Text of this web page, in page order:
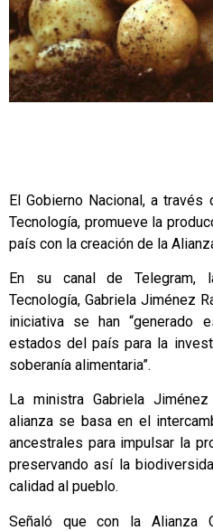
El Gobierno Nacional, a
Tecnología, promueve la
país con la creación de la
En su canal de Telegram,
Tecnología, Gabriela Jiménez
iniciativa se han “generado
estados del país para la
soberanía alimentaria”.
La ministra Gabriela
alianza se basa en el
ancestrales para impulsar la
preservando así la
calidad al pueblo.
Señaló que con la Alianza